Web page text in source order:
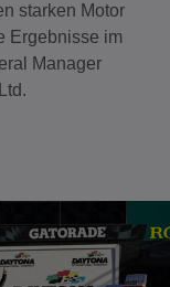
starken Motor
Ergebnisse im
Manager